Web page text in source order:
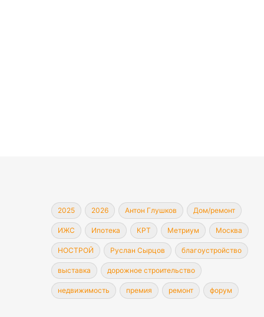
2025 2026 Антон Глушков Дом/ремонт
ИЖС Ипотека КРТ Метриум Москва
НОСТРОЙ Руслан Сырцов благоустройство
выставка дорожное строительство
недвижимость премия ремонт форум